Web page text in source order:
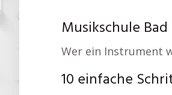
Musikschule
Wer ein Instrument
10 einfache